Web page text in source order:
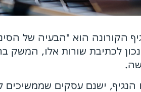
הקורונה הוא "הבעיה של
לכתיבת שורות אלו, המשק
הנגיף, ישנם עסקים